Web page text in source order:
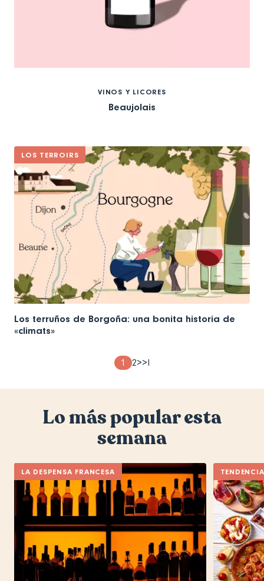
VINOS Y LICORES
Beaujolais
LOS TERROIRS
Los terruños de Borgoña: una bonita historia de
«climats»
Page
1 Page
2Next
>Last
>I
Lo más popular esta
semana
LA DESPENSA FRANCESA